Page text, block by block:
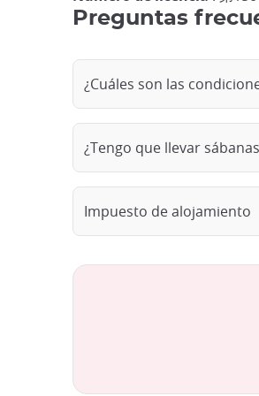
Preguntas
¿Cuáles son las
¿Tengo que llevar
Impuesto de alojamiento